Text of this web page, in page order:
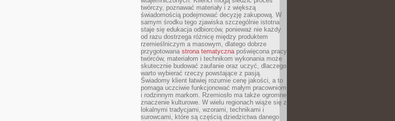
twórczy, poznawać materiały i z większą
świadomością podejmować decyzję zakupową. W
samym środku tego zjawiska szczególnie istotna
staje się edukacja odbiorców, ponieważ nie każdy
od razu dostrzega różnicę między produktem
rzemieślniczym a masowym, dlatego dobrze
przygotowana strona tematycznapoświęcona pracy
twórców, materiałom i technikom wykonania może
skutecznie budować zaufanie oraz uczyć, dlaczego
warto wybierać rzeczy powstające z pasją.
Świadomy klient łatwiej rozumie cenę jakości, a to
pomaga uczciwie funkcjonować małym pracowniom
i rodzinnym markom. Rzemiosło ma także ogromne
znaczenie kulturowe. W wielu regionach wiąże się z
lokalnymi tradycjami, wzorami, technikami i
surowcami, które są częścią dziedzictwa danego